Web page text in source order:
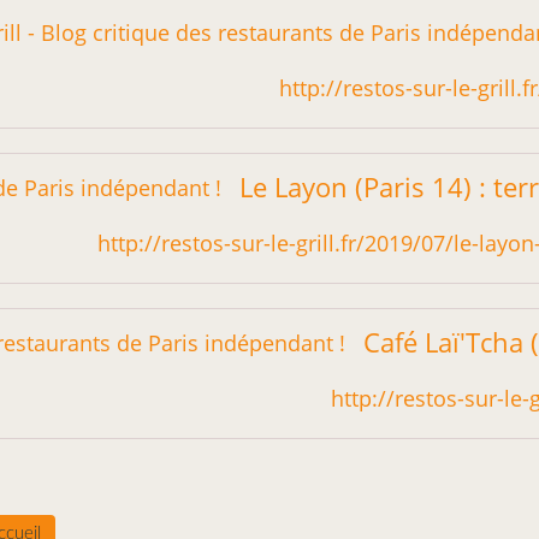
http://restos-sur-le-
http://restos-sur-le-grill.fr/2019/07/le-
http://restos-sur-le-